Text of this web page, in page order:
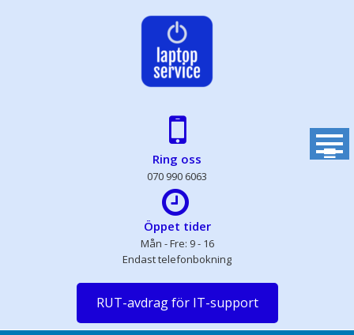
Ring oss
070 990 6063
Öppet tider
Mån - Fre: 9 - 16
Endast telefonbokning
RUT-avdrag för IT-support